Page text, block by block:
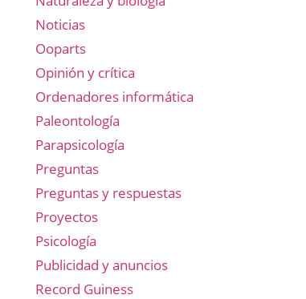
Noticias
Ooparts
Opinión y crítica
Ordenadores informática
Paleontología
Parapsicología
Preguntas
Preguntas y respuestas
Proyectos
Psicología
Publicidad y anuncios
Record Guiness